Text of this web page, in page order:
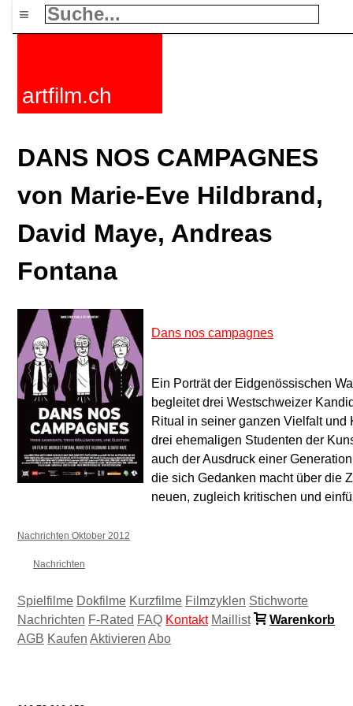
≡
artfilm.ch
DANS NOS CAMPAGNES
von Marie-Eve Hildbrand,
David Maye, Andreas
Fontana
Dans nos campagnes
Ein Porträt der Eidgenössischen
begleitet drei Westschweizer
Ritual in seiner ganzen Vielfalt
drei ehemaligen Studenten der
auch der Ausdruck einer
die sich Gedanken macht über die
neuen, zugleich kritischen und
Nachrichten Oktober 2012
Nachrichten
Spielfilme Dokfilme Kurzfilme Filmzyklen Stichworte
Nachrichten F-Rated FAQ Kontakt Maillist
Warenkorb
AGB Kaufen Aktivieren Abo